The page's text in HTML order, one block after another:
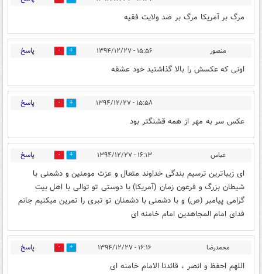
مرگ بر آمریکا مرگ بر ضد ولایت فقیه
منصور ۱۵:۵۶ - ۱۳۹۴/۱۲/۲۷ 0 پاسخ
اونی که عکسش را بالا گذاشتید خود عشقه
۱۵:۵۸ - ۱۳۹۴/۱۲/۲۷ 0 پاسخ
عکس سر به مهر از همه قشنگتر بود
عباس ۱۶:۱۳ - ۱۳۹۴/۱۲/۲۷ 0 پاسخ
ای زیباترین ترسیم بندگی خداوند متعال و عزت مومنین و دشمنی با
شیطان بزرگ و فرعون زمان (آمریکا) با دوستی تو توالی با اهل بیت
گرامی پیامبر (ص) و با دشمنی با دشمنان تو تبری را تمرین میکنیم جانم
فدای امام المجاهدین امام خامنه ای
محمدرضا ۱۶:۱۶ - ۱۳۹۴/۱۲/۲۷ 0 پاسخ
اللهم احفظ و انصر ، قائدنا الامام خامنه ای